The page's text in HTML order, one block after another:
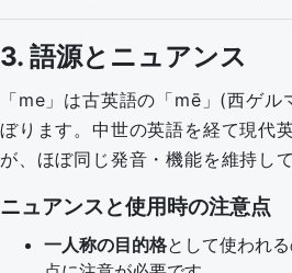
3. 語源とニュアンス
「me」は古英語の「mē」(西ゲ
ぼります。中世の英語を経て現代
が、ほぼ同じ発音・機能を維持し
ニュアンスと使用時の注意点
一人称の目的格として使われ